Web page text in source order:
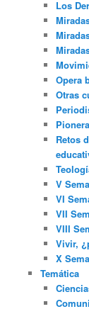
Los
Opera
Otras
Retos
V
VI
VII
VIII
Vivir,
X
Temática